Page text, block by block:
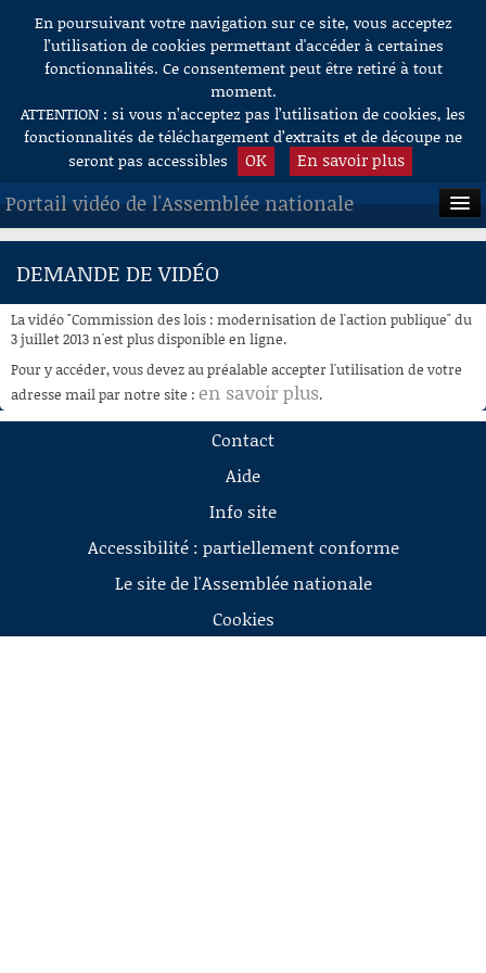
Aller au contenu
En poursuivant votre navigation sur ce site, vous acceptez
l’utilisation de cookies permettant d'accéder à certaines
fonctionnalités. Ce consentement peut être retiré à tout
moment.
ATTENTION : si vous n’acceptez pas l’utilisation de cookies, les
fonctionnalités de téléchargement d’extraits et de découpe ne
seront pas accessibles
OK En savoir plus
Portail vidéo de l'Assemblée nationale
ACCUEIL
À LA DEMANDE
RECHERCHE
AIDE À LA DÉCOUPE
DEMANDE DE VIDÉO
La vidéo "Commission des lois : modernisation de l'action publique" du
3 juillet 2013 n'est plus disponible en ligne.
Pour y accéder, vous devez au préalable accepter l'utilisation de votre
adresse mail par notre site : en savoir plus.
Contact
Aide
Info site
Accessibilité : partiellement conforme
Le site de l'Assemblée nationale
Cookies